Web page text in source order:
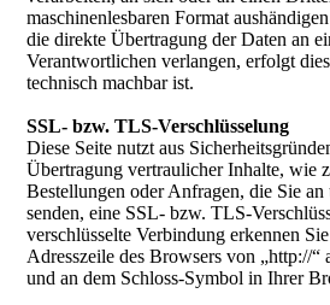
maschinenlesbaren Format
die direkte Übertragung der Daten an
Verantwortlichen verlangen, erfolgt
technisch machbar ist.
SSL- bzw. TLS-Verschlüsselung
Diese Seite nutzt aus
Übertragung vertraulicher Inhalte, wie
Bestellungen oder Anfragen, die Sie an
senden, eine SSL- bzw. TLS-
verschlüsselte Verbindung erkennen
Adresszeile des Browsers von „http://“
und an dem Schloss-Symbol in Ihrer